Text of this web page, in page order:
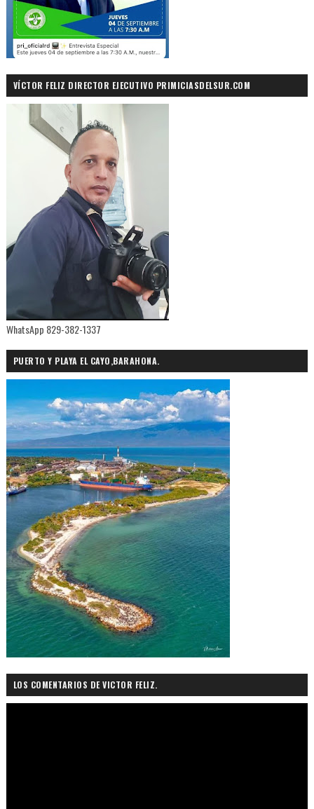
VÍCTOR FELIZ DIRECTOR EJECUTIVO PRIMICIASDELSUR.COM
WhatsApp 829-382-1337
PUERTO Y PLAYA EL CAYO,BARAHONA.
LOS COMENTARIOS DE VICTOR FELIZ.